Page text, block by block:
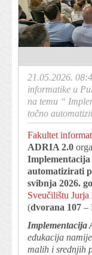
21.05.2026.
informatike u
na temu “
točno
Fakultet
ADRIA 2.0
automatizirati
svibnja 2026.
Sveučilištu
(dvorana 107 –
Implementacija
edukacija
malih i srednjih